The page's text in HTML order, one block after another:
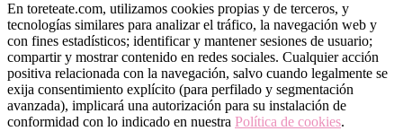
En toreteate.com, utilizamos cookies propias y de terceros, y
tecnologías similares para analizar el tráfico, la navegación web y
con fines estadísticos; identificar y mantener sesiones de usuario;
compartir y mostrar contenido en redes sociales. Cualquier acción
positiva relacionada con la navegación, salvo cuando legalmente se
exija consentimiento explícito (para perfilado y segmentación
avanzada), implicará una autorización para su instalación de
conformidad con lo indicado en nuestra Política de cookies.